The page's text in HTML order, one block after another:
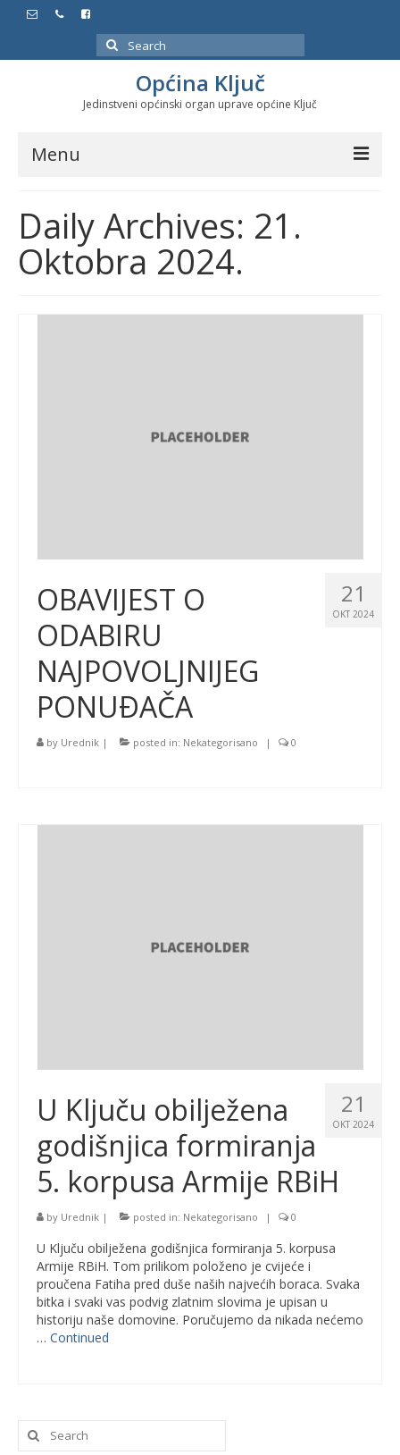
Search
for:
Općina Ključ
Jedinstveni općinski organ uprave općine Ključ
Menu
Službeni glasnici
Javne nabavke
Značajni datumi i manifestacije
Daily Archives: 21.
Oktobra 2024.
21
OKT 2024
OBAVIJEST O
ODABIRU
NAJPOVOLJNIJEG
PONUÐAČA
by Urednik | posted in: Nekategorisano | 0
21
OKT 2024
U Ključu obilježena
godišnjica formiranja
5. korpusa Armije RBiH
by Urednik | posted in: Nekategorisano | 0
U Ključu obilježena godišnjica formiranja 5. korpusa
Armije RBiH. Tom prilikom položeno je cvijeće i
proučena Fatiha pred duše naših najvećih boraca. Svaka
bitka i svaki vas podvig zlatnim slovima je upisan u
historiju naše domovine. Poručujemo da nikada nećemo
… Continued
Search
for: